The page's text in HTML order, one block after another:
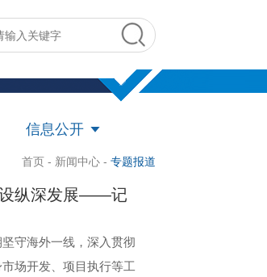
信息公开
首页 - 新闻中心 - 专题报道
设纵深发展——记
守海外一线，深入贯彻
场开发、项目执行等工